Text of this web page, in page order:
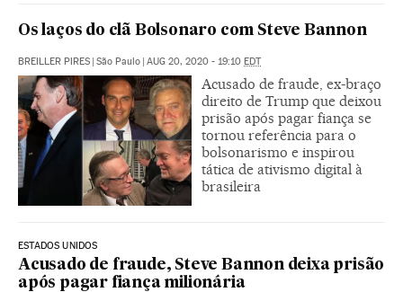
Os laços do clã Bolsonaro com Steve Bannon
BREILLER PIRES | São Paulo | AUG 20, 2020 - 19:10 EDT
Acusado de fraude, ex-braço
direito de Trump que deixou
prisão após pagar fiança se
tornou referência para o
bolsonarismo e inspirou
tática de ativismo digital à
brasileira
ESTADOS UNIDOS
Acusado de fraude, Steve Bannon deixa prisão
após pagar fiança milionária